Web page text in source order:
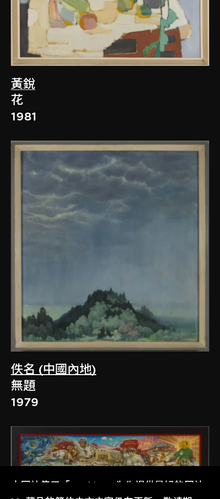
黃銳
花
1981
佚名 (中國內地)
無題
1979
本网站使用「Cookies」为你提供最好的网站